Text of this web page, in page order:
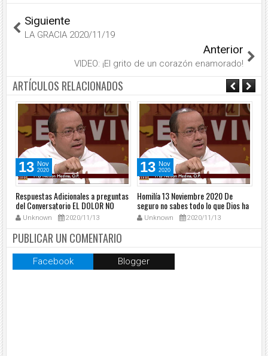
Siguiente
LA GRACIA 2020/11/19
Anterior
VIDEO: ¡El grito de un corazón enamorado!
ARTÍCULOS RELACIONADOS
13 Nov
2020
Respuestas Adicionales a preguntas
del Conversatorio EL DOLOR NO
TENDRÁ LA ÚLTIMA PALABRA
Unknown 2020/11/13
13 Nov
2020
Homilía 13 Noviembre 2020 De
seguro no sabes todo lo que Dios ha
hecho por ti
Unknown 2020/11/13
PUBLICAR UN COMENTARIO
Facebook Blogger